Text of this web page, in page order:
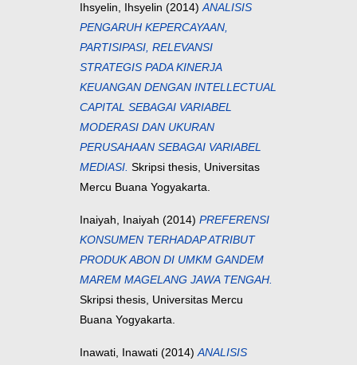
Ihsyelin, Ihsyelin (2014)ANALISIS
PENGARUH KEPERCAYAAN,
PARTISIPASI, RELEVANSI
STRATEGIS PADA KINERJA
KEUANGAN DENGAN INTELLECTUAL
CAPITAL SEBAGAI VARIABEL
MODERASI DAN UKURAN
PERUSAHAAN SEBAGAI VARIABEL
MEDIASI. Skripsi thesis, Universitas
Mercu Buana Yogyakarta.
Inaiyah, Inaiyah (2014) PREFERENSI
KONSUMEN TERHADAP ATRIBUT
PRODUK ABON DI UMKM GANDEM
MAREM MAGELANG JAWA TENGAH.
Skripsi thesis, Universitas Mercu
Buana Yogyakarta.
Inawati, Inawati (2014)ANALISIS